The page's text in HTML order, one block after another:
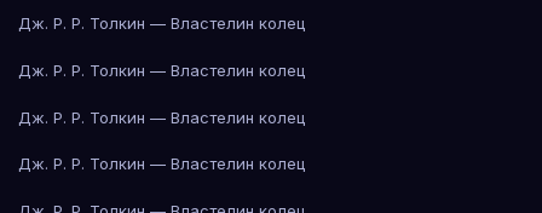
Дж. Р. Р. Толкин — Властелин колец
Дж. Р. Р. Толкин — Властелин колец
Дж. Р. Р. Толкин — Властелин колец
Дж. Р. Р. Толкин — Властелин колец